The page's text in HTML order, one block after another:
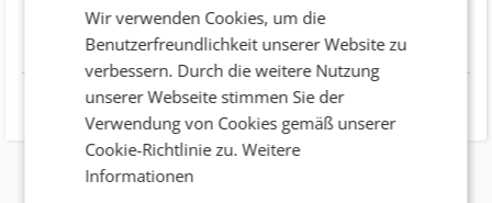
Telefonnummer
+43 (6462) 2283
Website http://www.fried-sped.de/
Wir verwenden Cookies, um die
Benutzerfreundlichkeit unserer Website zu
verbessern. Durch die weitere Nutzung
unserer Webseite stimmen Sie der
Verwendung von Cookies gemäß unserer
Cookie-Richtlinie zu.Weitere
Informationen